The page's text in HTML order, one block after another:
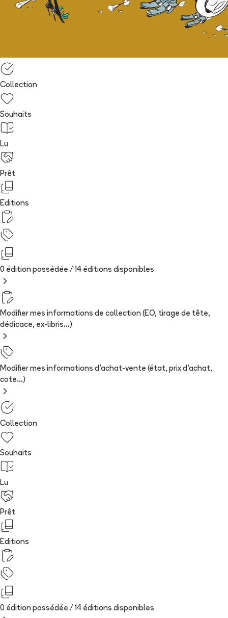
Collection
Souhaits
Lu
Prêt
Editions
0 édition possédée / 14 éditions disponibles
Modifier mes informations de collection (EO, tirage de tête,
dédicace, ex-libris...)
Modifier mes informations d'achat-vente (état, prix d'achat,
cote...)
Collection
Souhaits
Lu
Prêt
Editions
0 édition possédée / 14 éditions disponibles